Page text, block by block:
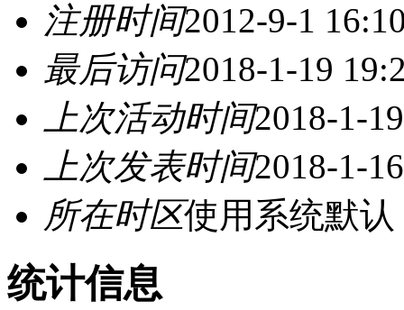
注册时间2012-9-1
最后访问2018-1-19
上次活动时间2018-1-
上次发表时间2018-1-
所在时区使用系统默认
统计信息